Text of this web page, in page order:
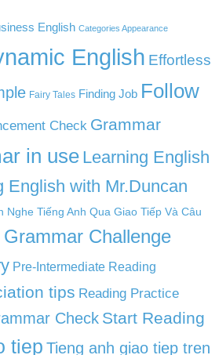
English Categories Appearance
English Effortless
Fairy Tales Finding Job Follow
Check Grammar
in use Learning English
English with Mr.Duncan
Nghe Tiếng Anh Qua Giao Tiếp Và Câu
Challenge
Pre-Intermediate Reading
tips Reading Practice
Check Start Reading
tiep Tieng anh giao tiep tren